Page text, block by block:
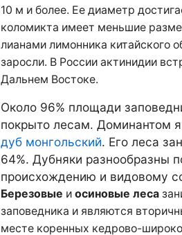
10 м и более. Ее диаметр
коломикта имеет меньшие
лианами лимонника китайского
заросли. В России актинидии
Дальнем Востоке.
Около 96% площади
покрыто лесам. Доминантом
дуб монгольский. Его леса
64%. Дубняки разнообразны
происхождению и видовому
Березовые и осиновые леса
заповедника и являются
месте коренных кедрово-